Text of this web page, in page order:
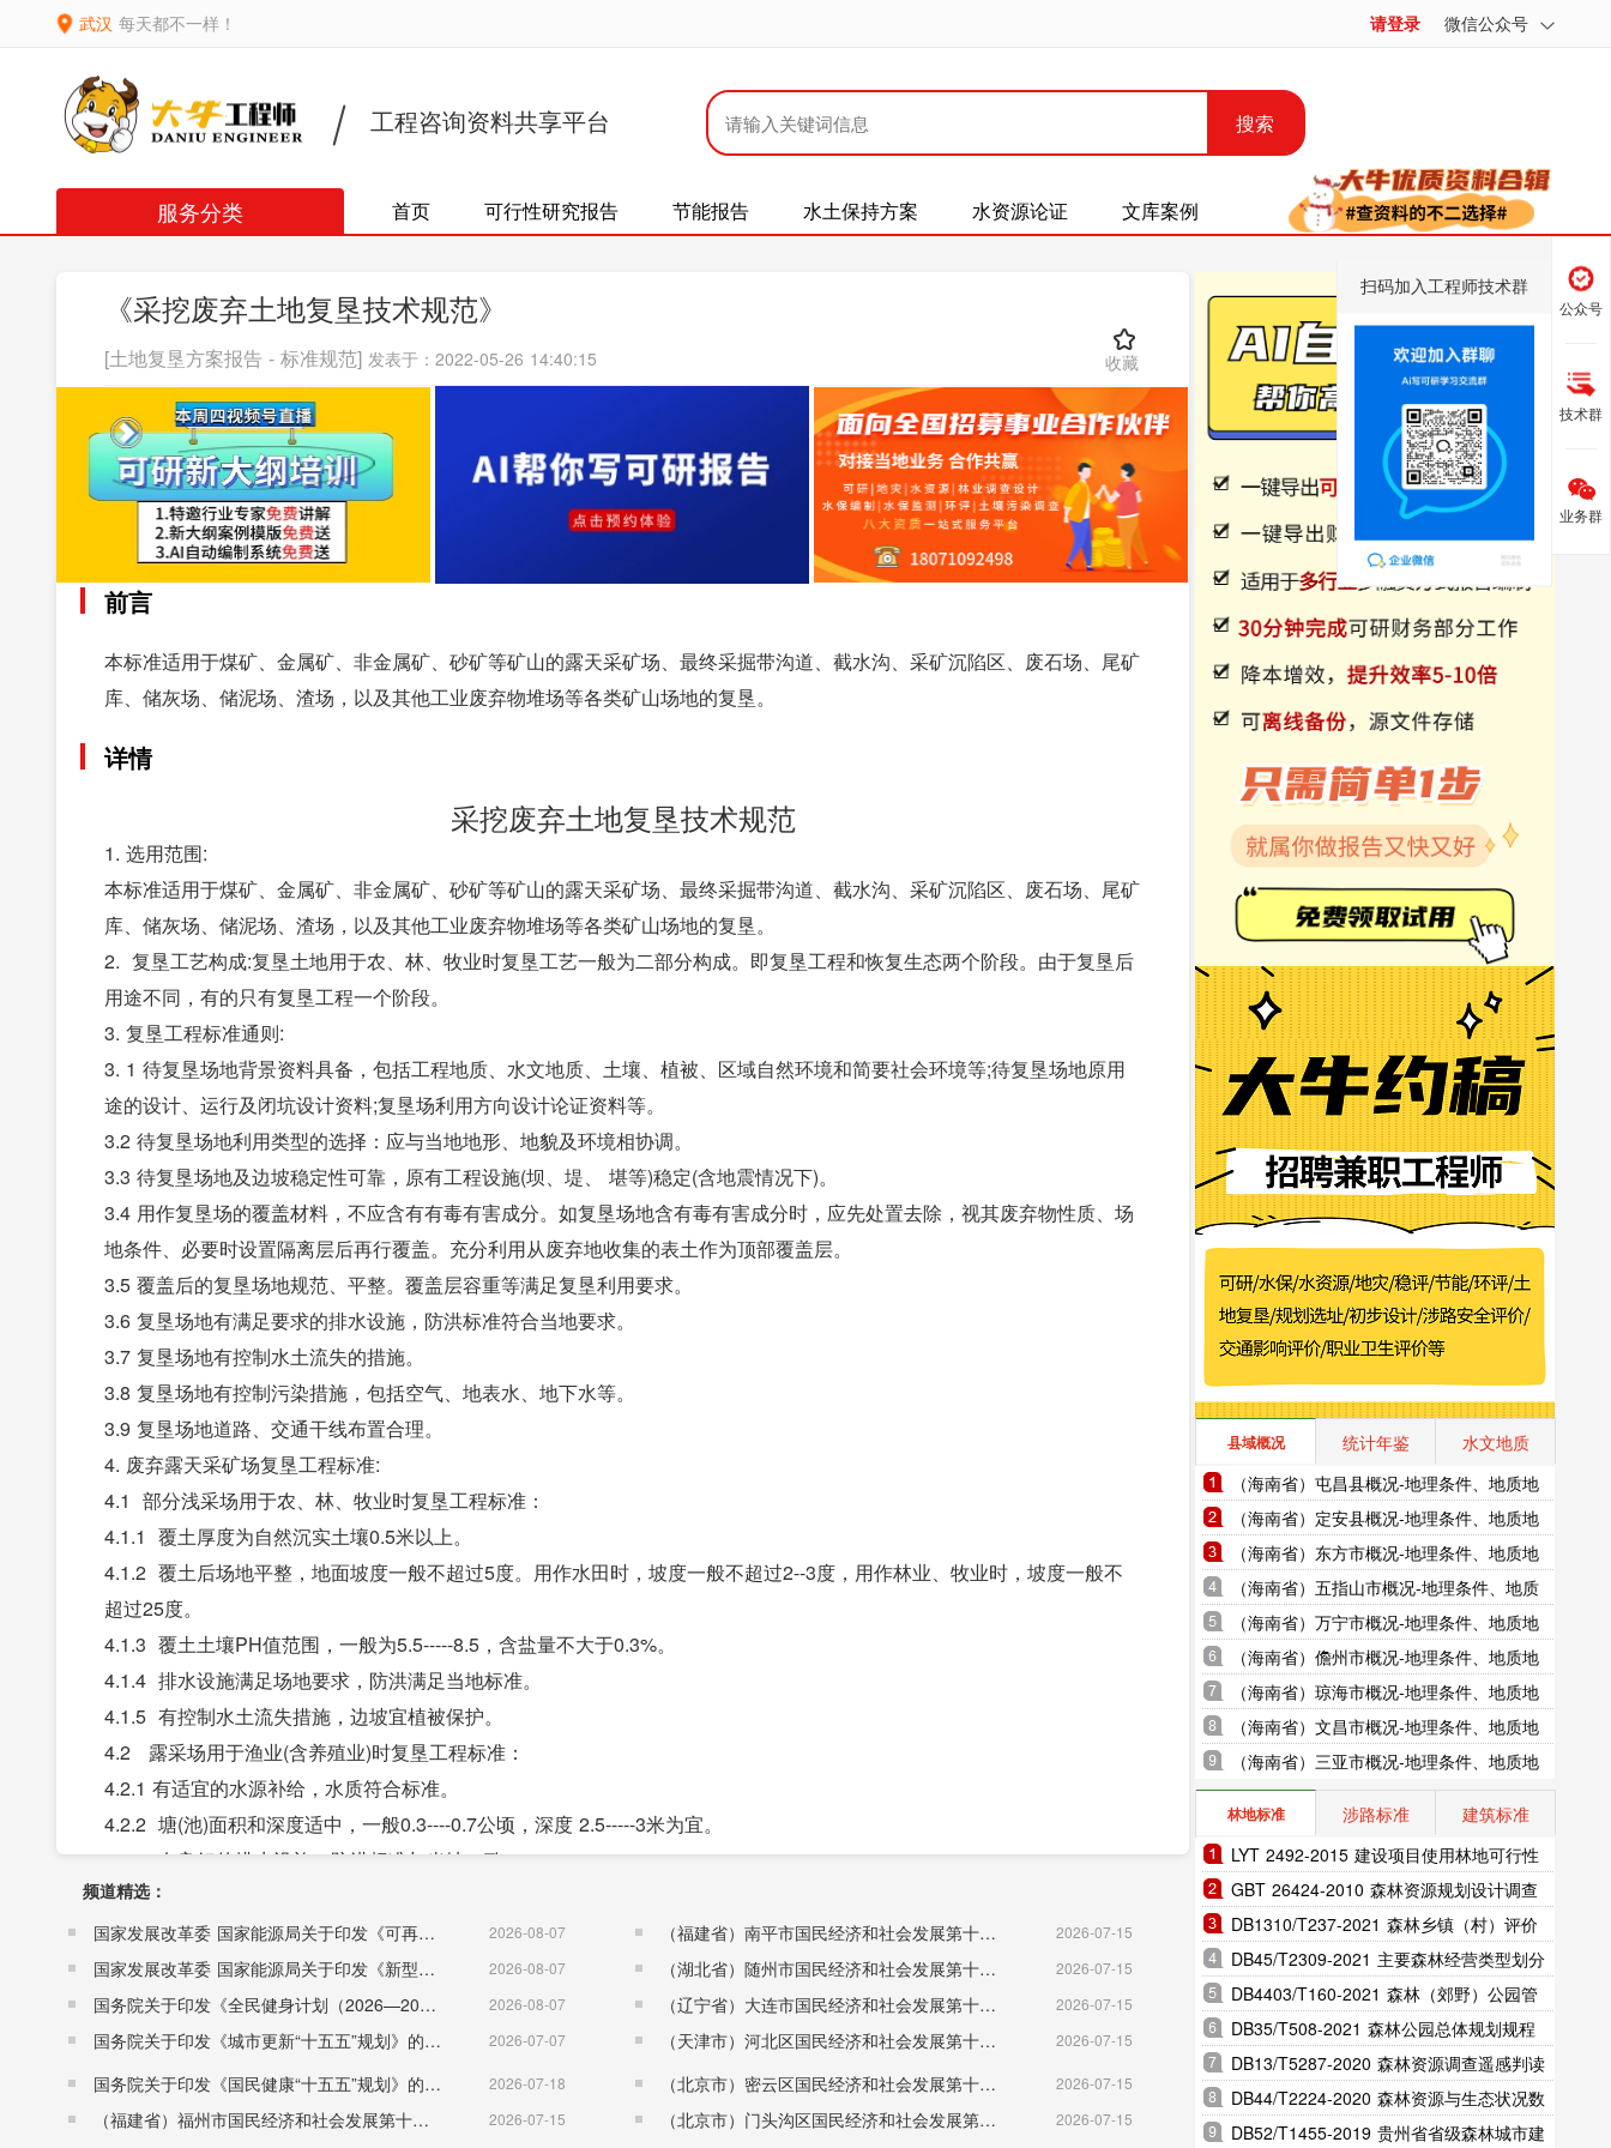
武汉 每天都不一样！ 请登录 微信公众号
工程咨询资料共享平台 搜索
服务分类 首页 可行性研究报告 节能报告 水土保持方案 水资源论证 文库案例
《采挖废弃土地复垦技术规范》
[土地复垦方案报告 - 标准规范] 发表于：2022-05-26 14:40:15 收藏
前言
本标准适用于煤矿、金属矿、非金属矿、砂矿等矿山的露天采矿场、最终采掘带沟道、截水沟、采矿沉陷区、废石场、尾矿
库、储灰场、储泥场、渣场，以及其他工业废弃物堆场等各类矿山场地的复垦。
详情
采挖废弃土地复垦技术规范
1. 选用范围:
本标准适用于煤矿、金属矿、非金属矿、砂矿等矿山的露天采矿场、最终采掘带沟道、截水沟、采矿沉陷区、废石场、尾矿
库、储灰场、储泥场、渣场，以及其他工业废弃物堆场等各类矿山场地的复垦。
2. 复垦工艺构成:复垦土地用于农、林、牧业时复垦工艺一般为二部分构成。即复垦工程和恢复生态两个阶段。由于复垦后
用途不同，有的只有复垦工程一个阶段。
3. 复垦工程标准通则:
3. 1 待复垦场地背景资料具备，包括工程地质、水文地质、土壤、植被、区域自然环境和简要社会环境等;待复垦场地原用
途的设计、运行及闭坑设计资料;复垦场利用方向设计论证资料等。
3.2 待复垦场地利用类型的选择：应与当地地形、地貌及环境相协调。
3.3 待复垦场地及边坡稳定性可靠，原有工程设施(坝、堤、 堪等)稳定(含地震情况下)。
3.4 用作复垦场的覆盖材料，不应含有有毒有害成分。如复垦场地含有毒有害成分时，应先处置去除，视其废弃物性质、场
地条件、必要时设置隔离层后再行覆盖。充分利用从废弃地收集的表土作为顶部覆盖层。
3.5 覆盖后的复垦场地规范、平整。覆盖层容重等满足复垦利用要求。
3.6 复垦场地有满足要求的排水设施，防洪标准符合当地要求。
3.7 复垦场地有控制水土流失的措施。
3.8 复垦场地有控制污染措施，包括空气、地表水、地下水等。
3.9 复垦场地道路、交通干线布置合理。
4. 废弃露天采矿场复垦工程标准:
4.1 部分浅采场用于农、林、牧业时复垦工程标准：
4.1.1 覆土厚度为自然沉实土壤0.5米以上。
4.1.2 覆土后场地平整，地面坡度一般不超过5度。用作水田时，坡度一般不超过2--3度，用作林业、牧业时，坡度一般不
超过25度。
4.1.3 覆土土壤PH值范围，一般为5.5-----8.5，含盐量不大于0.3%。
4.1.4 排水设施满足场地要求，防洪满足当地标准。
4.1.5 有控制水土流失措施，边坡宜植被保护。
4.2 露采场用于渔业(含养殖业)时复垦工程标准：
4.2.1 有适宜的水源补给，水质符合标准。
4.2.2 塘(池)面积和深度适中，一般0.3----0.7公顷，深度 2.5-----3米为宜。
4.2.3 有良好的排水设施，防洪标准与当地一致。
4.3 露采场用作人工湖、公园、水域观赏区时复垦工程标准：
4.3.1 与区域自然环境协调，有景观效果。
4.3.2 水质符合《地面水环境质量标准》中IV、V类水域标准。
4.3.3 排水、防洪设施满足当地标准。
4.3.4 沿水域布置树草种植区、控制水土流失。
4.4 露采场用于建筑时复垦工程标准:
4.4.1 待复垦场地应无滑坡、断层、岩溶等不良地质条件，主体建筑应设置于较好地基地段。根据《建筑地基基础设计规
频道精选：
国家发展改革委 国家能源局关于印发《可再生能源发展“十五五”规划》的通知 （发改能源〔2026〕1067号）
2026-08-07
国家发展改革委 国家能源局关于印发《新型电力系统建设“十五五”规划》的通知​ （发改能源〔2026〕942号） 2026-08-07
国务院关于印发《全民健身计划（2026—2030年）》的通知 （国发〔2026〕26号） 2026-08-07
国务院关于印发《城市更新“十五五”规划》的通知（国发〔2026〕12号） 2026-07-07
国务院关于印发《国民健康“十五五”规划》的通知 （国发〔2026〕23号） 2026-07-18
（福建省）福州市国民经济和社会发展第十五个五年规划纲要 2026-07-15
（福建省）南平市国民经济和社会发展第十五个五年规划纲要 2026-07-15
（湖北省）随州市国民经济和社会发展第十五个五年规划纲要 2026-07-15
（辽宁省）大连市国民经济和社会发展第十五个五年规划纲要 2026-07-15
（天津市）河北区国民经济和社会发展第十五个五年规划纲要 2026-07-15
（北京市）密云区国民经济和社会发展第十五个五年规划纲要 2026-07-15
（北京市）门头沟区国民经济和社会发展第十五个五年规划纲要 2026-07-15
县域概况 统计年鉴
水文地质
（海南省）屯昌县概况-地理条件、地质地
貌、气象水文、地形图水系图
（海南省）定安县概况-地理条件、地质地
貌、气象水文、地形图水系图
（海南省）东方市概况-地理条件、地质地
貌、气象水文、地形图水系图
（海南省）五指山市概况-地理条件、地质
地貌、气象水文、地形图水系图
（海南省）万宁市概况-地理条件、地质地
貌、气象水文、地形图水系图
（海南省）儋州市概况-地理条件、地质地
貌、气象水文、地形图水系图
（海南省）琼海市概况-地理条件、地质地
貌、气象水文、地形图水系图
（海南省）文昌市概况-地理条件、地质地
貌、气象水文、地形图水系图
（海南省）三亚市概况-地理条件、地质地
貌、气象水文、地形图水系图
林地标准 涉路标准
建筑标准
LYT 2492-2015 建设项目使用林地可行性
报告编制规范（完整版）
GBT 26424-2010 森林资源规划设计调查
技术规程（完整版）
DB1310/T237-2021 森林乡镇（村）评价
指标（完整版）
DB45/T2309-2021 主要森林经营类型划分
规范（完整版）
DB4403/T160-2021 森林（郊野）公园管
理维护技术规范（完整版）
DB35/T508-2021 森林公园总体规划规程
（完整版）
DB13/T5287-2020 森林资源调查遥感判读
区划技术规程（完整版）
DB44/T2224-2020 森林资源与生态状况数
据标准（完整版）
DB52/T1455-2019 贵州省省级森林城市建
公众号
技术群
扫码加入工程师技术群
业务群